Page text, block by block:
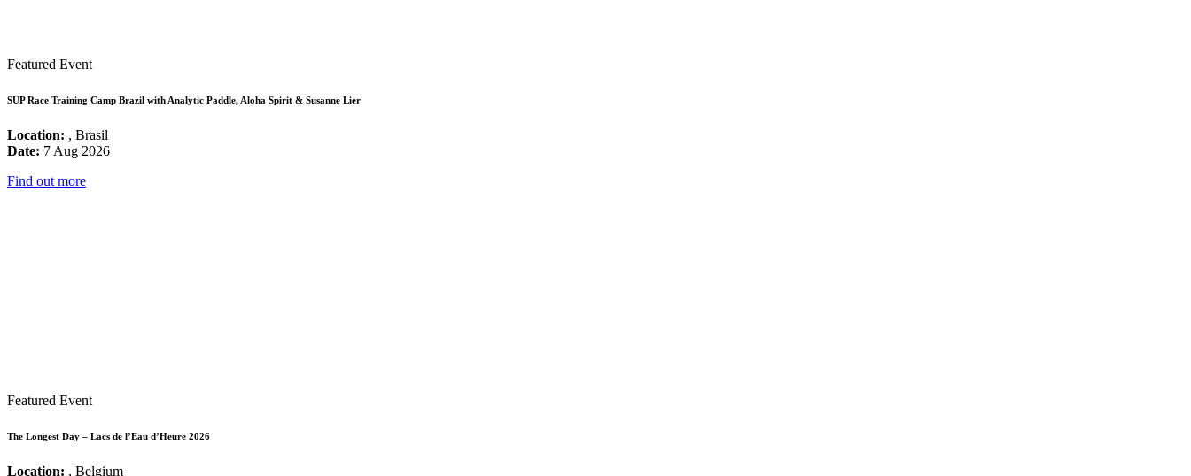
Featured Event
SUP Race Training Camp Brazil with Analytic Paddle, Aloha Spirit & Susanne Lier
Location: , Brasil
Date: 7 Aug 2026
Find out more
Featured Event
The Longest Day – Lacs de l’Eau d’Heure 2026
Location: , Belgium